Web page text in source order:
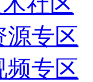
源专区
频专区